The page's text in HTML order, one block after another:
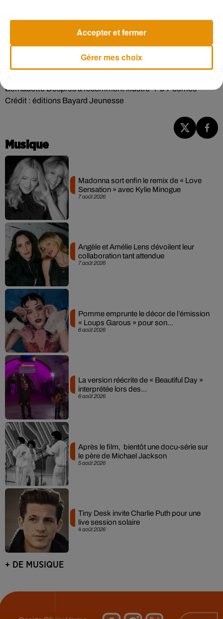
Bernadette Després a récemment illustré "Po-Poèmes"
Crédit : éditions Bayard Jeunesse
Musique
7 août 2026
Madonna sort enfin le remix de « Love
Sensation » avec Kylie Minogue
7 août 2026
Angèle et Amélie Lens dévoilent leur
collaboration tant attendue
6 août 2026
Pomme emprunte le décor de l’émission
« Loups Garous » pour son...
6 août 2026
La version réécrite de « Beautiful Day »
interprétée lors des...
5 août 2026
Après le film, bientôt une docu-série sur
le père de Michael Jackson
4 août 2026
Tiny Desk invite Charlie Puth pour une
live session solaire
+ DE MUSIQUE
Gérer mes choix
Accepter et fermer